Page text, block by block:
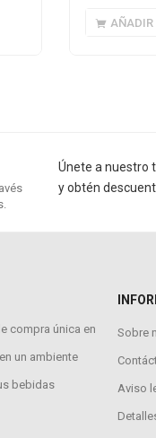
AÑADIR
Únete a nuestro
y obtén
compra única en
un ambiente
bebidas
Sobre
Aviso